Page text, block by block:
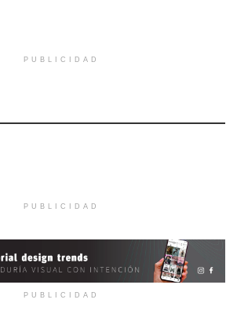
PUBLICIDAD
PUBLICIDAD
PUBLICIDAD